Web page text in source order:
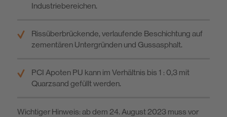
Industriebereichen.
Rissüberbrückende, verlaufende Beschichtung auf
zementären Untergründen und Gussasphalt.
PCI Apoten PU kann im Verhältnis bis 1 : 0,3 mit
Quarzsand gefüllt werden.
Wichtiger Hinweis: ab dem 24. August 2023 muss vor